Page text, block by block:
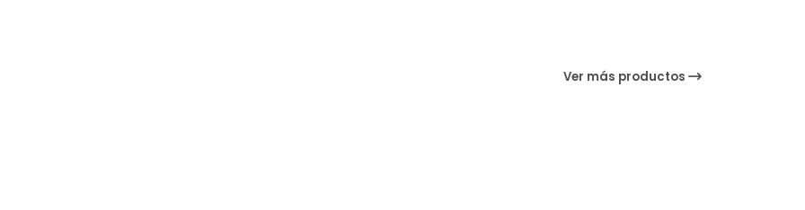
Ver más productos